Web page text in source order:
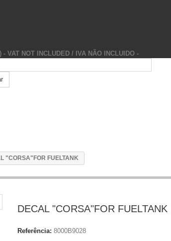
VAT NOT INCLUDED / IVA NÃO INCLUIDO -
"CORSA"FOR FUELTANK
DECAL "CORSA"FOR FUELTANK
Referência: 8000B9028